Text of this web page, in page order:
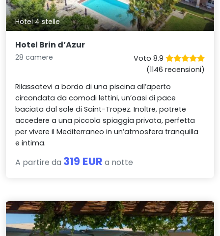
Hotel 4 stelle
Hotel Brin d’Azur
28 camere
Voto 8.9
(1146 recensioni)
Rilassatevi a bordo di una piscina all’aperto
circondata da comodi lettini, un’oasi di pace
baciata dal sole di Saint-Tropez. Inoltre, potrete
accedere a una piccola spiaggia privata, perfetta
per vivere il Mediterraneo in un’atmosfera tranquilla
e intima.
A partire da 319 EUR a notte